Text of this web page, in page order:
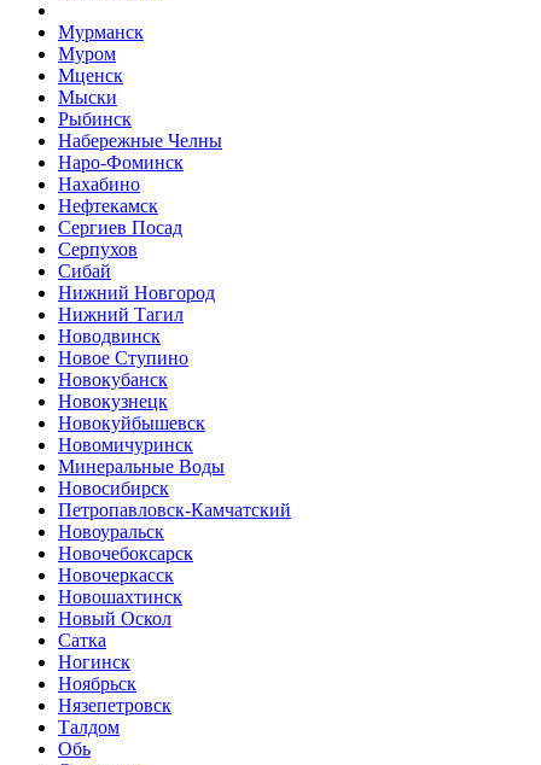
Мурманск
Муром
Мценск
Мыски
Рыбинск
Набережные Челны
Наро-Фоминск
Нахабино
Нефтекамск
Сергиев Посад
Серпухов
Сибай
Нижний Новгород
Нижний Тагил
Новодвинск
Новое Ступино
Новокубанск
Новокузнецк
Новокуйбышевск
Новомичуринск
Минеральные Воды
Новосибирск
Петропавловск-Камчатский
Новоуральск
Новочебоксарск
Новочеркасск
Новошахтинск
Новый Оскол
Сатка
Ногинск
Ноябрьск
Нязепетровск
Талдом
Обь